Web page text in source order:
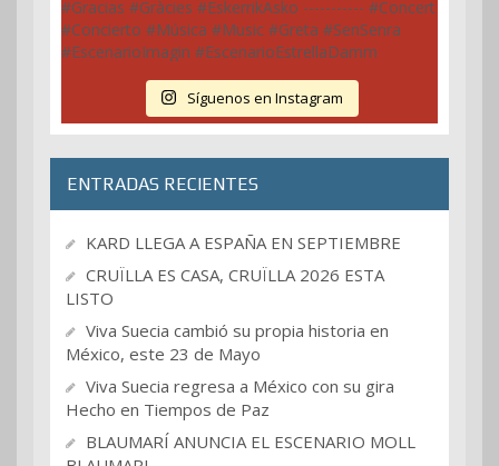
Síguenos en Instagram
ENTRADAS RECIENTES
KARD LLEGA A ESPAÑA EN SEPTIEMBRE
CRUÏLLA ES CASA, CRUÏLLA 2026 ESTA
LISTO
Viva Suecia cambió su propia historia en
México, este 23 de Mayo
Viva Suecia regresa a México con su gira
Hecho en Tiempos de Paz
BLAUMARÍ ANUNCIA EL ESCENARIO MOLL